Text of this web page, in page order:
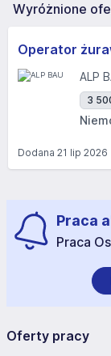
Wyróżnione
Operator
ALP
3
Dodana 21 lip 2026
Praca
Praca
Oferty pracy